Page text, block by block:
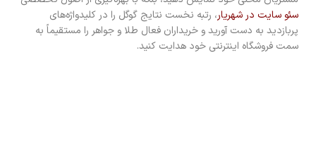
سئو سایت در شهریار، رتبه نخست نتایج گوگل را در کلیدواژه‌های
پربازدید به دست آورید و خریداران فعال طلا و جواهر را مستقیماً به
سمت فروشگاه اینترنتی خود هدایت کنید.